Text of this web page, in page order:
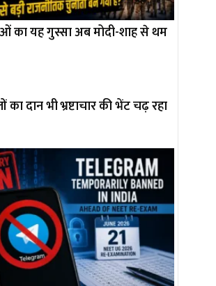
का यह गुस्सा अब मोदी-शाह से थम
का दान भी भ्रष्टाचार की भेंट चढ़ रहा